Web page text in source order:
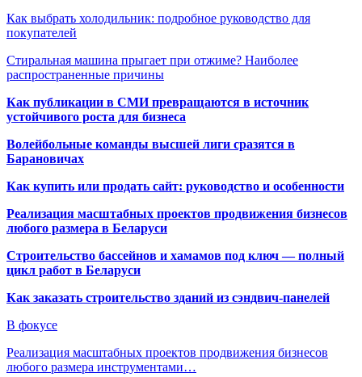
Как выбрать холодильник: подробное руководство для
покупателей
Стиральная машина прыгает при отжиме? Наиболее
распространенные причины
Как публикации в СМИ превращаются в источник
устойчивого роста для бизнеса
Волейбольные команды высшей лиги сразятся в
Барановичах
Как купить или продать сайт: руководство и особенности
Реализация масштабных проектов продвижения бизнесов
любого размера в Беларуси
Строительство бассейнов и хамамов под ключ — полный
цикл работ в Беларуси
Как заказать строительство зданий из сэндвич-панелей
В фокусе
Реализация масштабных проектов продвижения бизнесов
любого размера инструментами…